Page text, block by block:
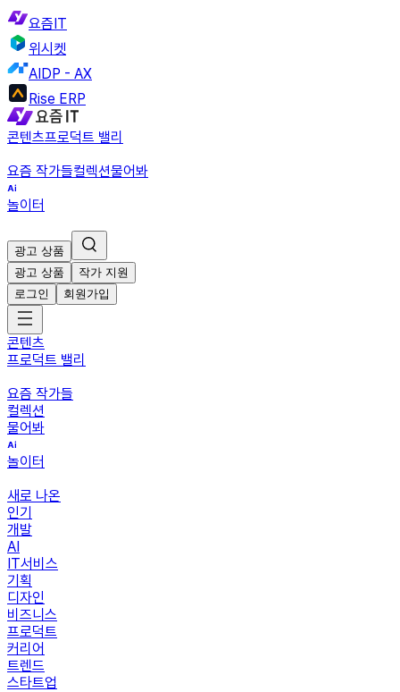
요즘IT
위시켓
AIDP - AX
Rise ERP
콘텐츠프로덕트 밸리
요즘 작가들컬렉션물어봐
놀이터
광고 상품
광고 상품
작가 지원
로그인
회원가입
콘텐츠
프로덕트 밸리
요즘 작가들
컬렉션
물어봐
놀이터
새로 나온
인기
개발
AI
IT서비스
기획
디자인
비즈니스
프로덕트
커리어
트렌드
스타트업